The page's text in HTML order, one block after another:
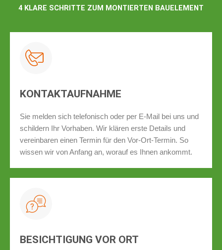
4 KLARE SCHRITTE ZUM MONTIERTEN BAUELEMENT
KONTAKTAUFNAHME
Sie melden sich telefonisch oder per E‑Mail bei uns und
schildern Ihr Vorhaben. Wir klären erste Details und
vereinbaren einen Termin für den Vor-Ort-Termin. So
wissen wir von Anfang an, worauf es Ihnen ankommt.
BESICHTIGUNG VOR ORT